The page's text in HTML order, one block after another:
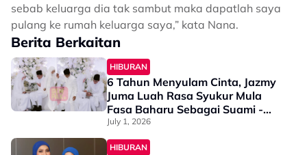
sebab keluarga dia tak sambut maka dapatlah saya
pulang ke rumah keluarga saya,” kata Nana.
Berita Berkaitan
HIBURAN
6 Tahun Menyulam Cinta, Jazmy
Juma Luah Rasa Syukur Mula
Fasa Baharu Sebagai Suami -
“Terima Kasih Kerana…”
July 1, 2026
HIBURAN